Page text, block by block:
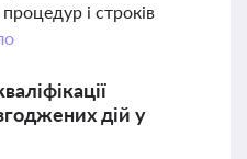
і строків
дій у